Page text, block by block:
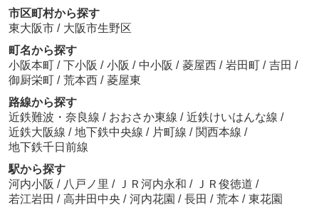
市区町村から探す
東大阪市 / 大阪市生野区
町名から探す
小阪本町 / 下小阪 / 小阪 / 中小阪 / 菱屋西 / 岩田町 / 吉田 /
御厨栄町 / 荒本西 / 菱屋東
路線から探す
近鉄難波・奈良線 / おおさか東線 / 近鉄けいはんな線 /
近鉄大阪線 / 地下鉄中央線 / 片町線 / 関西本線 /
地下鉄千日前線
駅から探す
河内小阪 / 八戸ノ里 / ＪＲ河内永和 / ＪＲ俊徳道 /
若江岩田 / 高井田中央 / 河内花園 / 長田 / 荒本 / 東花園